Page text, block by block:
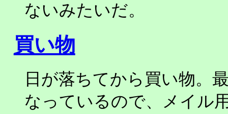
ないみたいだ。
買い物
日が落ちてから買い物。
なっているので、メイル